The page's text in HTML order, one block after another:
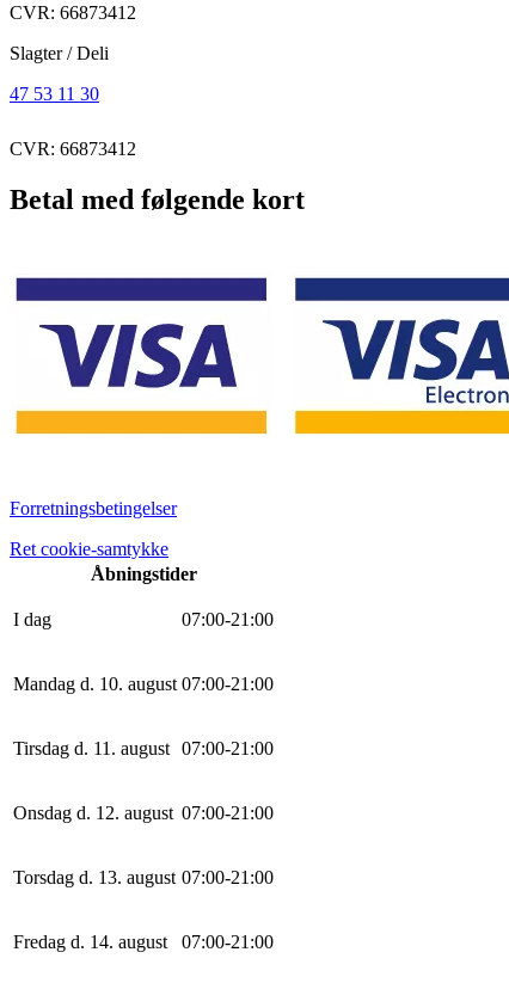
CVR: 66873412
Slagter / Deli
47 53 11 30
CVR: 66873412
Betal med følgende kort
Forretningsbetingelser
Ret cookie-samtykke
Åbningstider
I dag 07:00-21 :00
Mandag d. 10. august 07:00-21 :00
Tirsdag d. 11. august 07:00-21 :00
Onsdag d. 12. august 07:00-21 :00
Torsdag d. 13. august 07:00-21 :00
Fredag d. 14. august 07:00-21 :00